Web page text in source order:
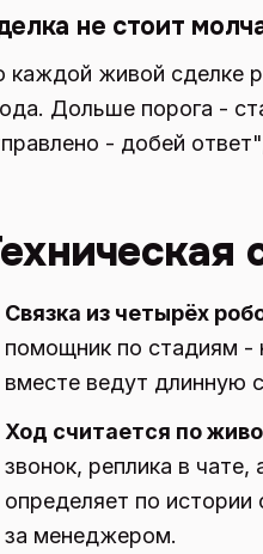
не стоит
каждой живой сделке
Дольше порога -
- добей
Связка из четырёх
помощник по стадиям -
вместе ведут длинную
Ход считается по
звонок, реплика в
определяет по
за менеджером.